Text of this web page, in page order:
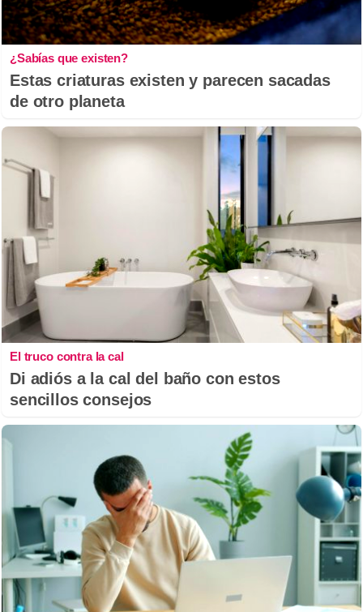
¿Sabías que existen?
Estas criaturas existen y parecen sacadas
de otro planeta
El truco contra la cal
Di adiós a la cal del baño con estos
sencillos consejos